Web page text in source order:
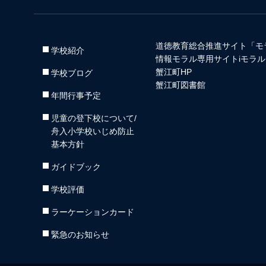
学校紹介
学校ブログ
年間行事予定
児童の登下校について/
舟入小学校いじめ防止
基本方針
ガイドブック
学校評価
ラーケーションカード
緊急のお知らせ
道徳教育総合推進サイト「モ
情報モラル専用サイトiモラル
蟹江町HP
蟹江町図書館